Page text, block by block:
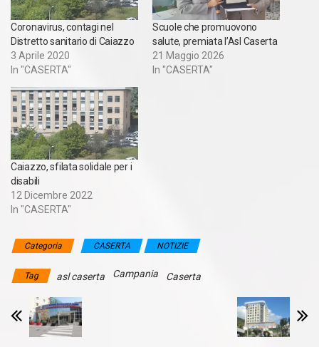
Coronavirus, contagi nel
Distretto sanitario di Caiazzo
3 Aprile 2020
In "CASERTA"
Scuole che promuovono
salute, premiata l’Asl Caserta
21 Maggio 2026
In "CASERTA"
Caiazzo, sfilata solidale per i
disabili
12 Dicembre 2022
In "CASERTA"
Categoria CASERTA NOTIZIE
Tag asl caserta Campania Caserta